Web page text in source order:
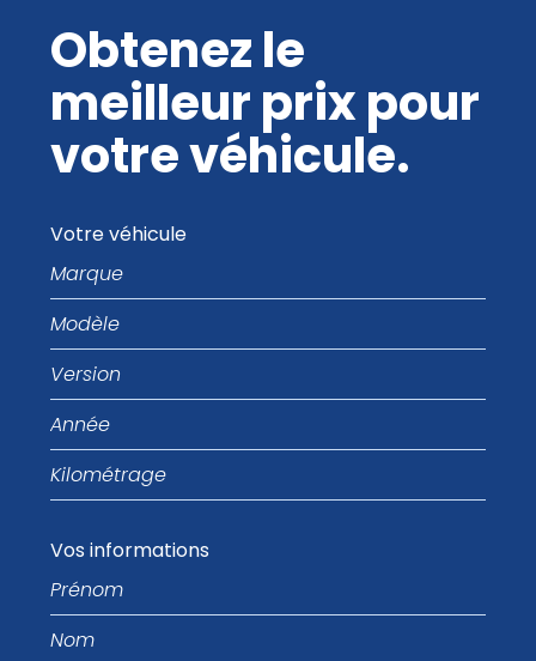
Obtenez le
meilleur prix pour
votre véhicule.
Votre véhicule
Marque
Modèle
Version
Année
Kilométrage
Vos informations
Prénom
Nom